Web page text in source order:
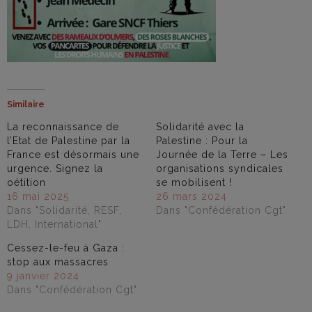
Similaire
La reconnaissance de
l’Etat de Palestine par la
France est désormais une
urgence. Signez la
oétition
16 mai 2025
Dans "Solidarité, RESF,
LDH, International"
Solidarité avec la
Palestine : Pour la
Journée de la Terre – Les
organisations syndicales
se mobilisent !
26 mars 2024
Dans "Confédération Cgt"
Cessez-le-feu à Gaza :
stop aux massacres
9 janvier 2024
Dans "Confédération Cgt"